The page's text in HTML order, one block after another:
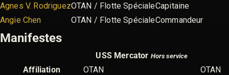
Agnes V. RodriguezOTAN / Flotte SpécialeCapitaine
Angie Chen
OTAN / Flotte SpécialeCommandeur
Manifestes
USS Mercator Hors service
Affiliation OTAN
OTAN